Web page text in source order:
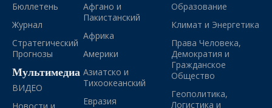
Бюллетень
Журнал
Стратегический
Прогнозы
Мультимедиа
ВИДЕО
Афгано и
Пакистанский
Африка
Америки
Азиатско и
Тихоокеанский
Евразия
Образование
Климат и Энергетика
Права Человека,
Демократия и
Гражданское
Общество
Геополитика,
Логистика и